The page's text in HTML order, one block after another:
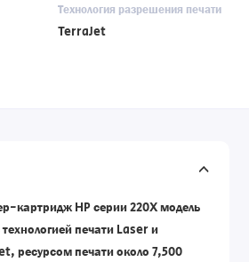
Технология разрешения печати
TerraJet
картридж HP серии 220X модель
печати Laser и
ресурсом печати около 7,500